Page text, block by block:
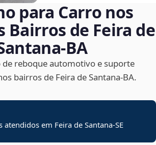
para Carro nos
Bairros de Feira de
reboque automotivo e suporte
bairros de Feira de Santana‑BA.
atendidos em Feira de Santana-SE